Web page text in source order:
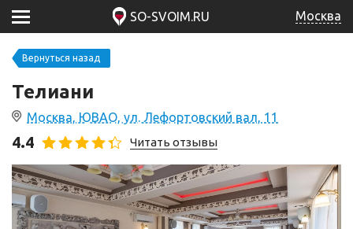
SO-SVOIM.RU Москва
Вернуться назад
Телиани
Москва, ЮВАО, ул. Лефортовский вал, 11
4.4 Читать отзывы